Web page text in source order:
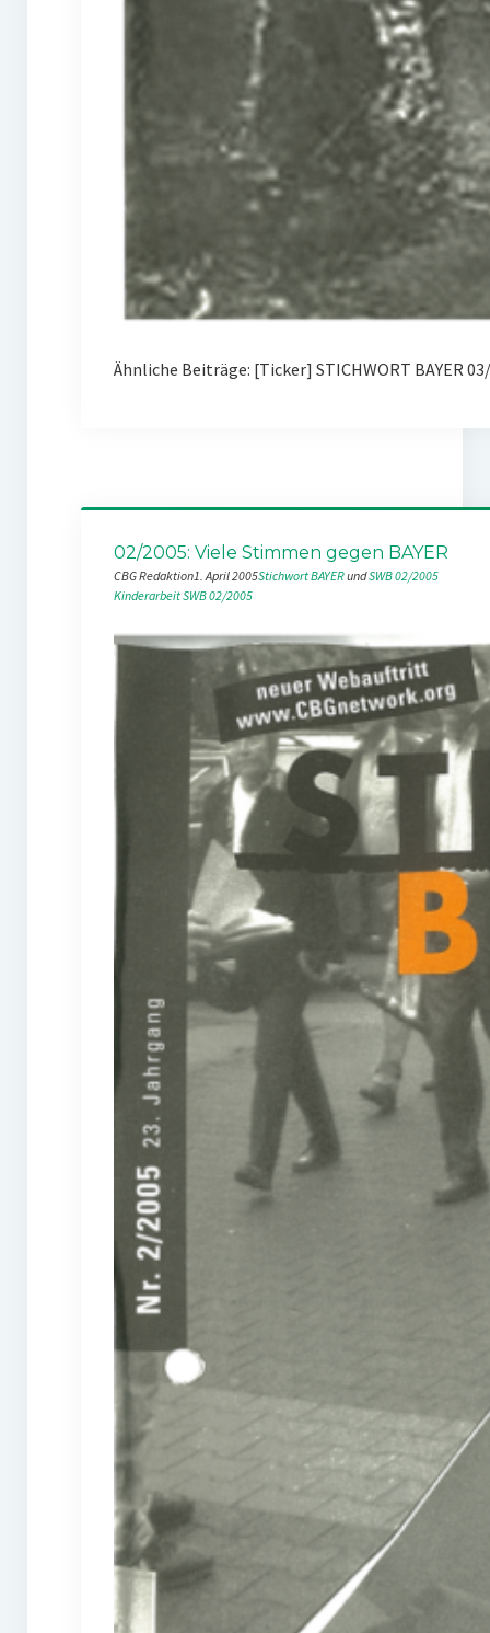
Ähnliche Beiträge: [Ticker] STICHWORT BAYER
02/2005: Viele Stimmen gegen BAYER
CBG Redaktion1. April 2005Stichwort BAYER und SWB 02/2005
KinderarbeitSWB 02/2005